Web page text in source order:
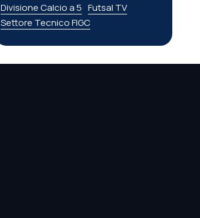
Divisione Calcio a 5 Futsal TV
Settore Tecnico FIGC